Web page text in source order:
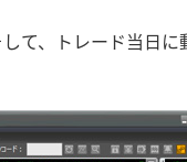
て、トレード当日